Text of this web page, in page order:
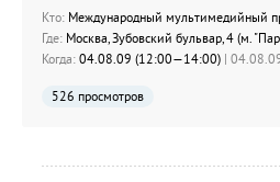
Кто: Международный мультимедийный
Где: Москва, Зубовский бульвар, 4 (м.
Когда: 04.08.09 (12:00—14:00) |
526 просмотров